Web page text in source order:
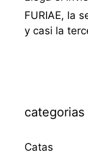
FURIAE, la
y casi la
categorias
Catas